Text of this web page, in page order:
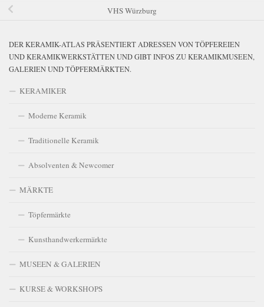
VHS Würzburg
DER KERAMIK-ATLAS PRÄSENTIERT ADRESSEN VON TÖPFEREIEN
UND KERAMIKWERKSTÄTTEN UND GIBT INFOS ZU KERAMIKMUSEEN,
GALERIEN UND TÖPFERMÄRKTEN.
KERAMIKER
Moderne Keramik
Traditionelle Keramik
Absolventen & Newcomer
MÄRKTE
Töpfermärkte
Kunsthandwerkermärkte
MUSEEN & GALERIEN
KURSE & WORKSHOPS